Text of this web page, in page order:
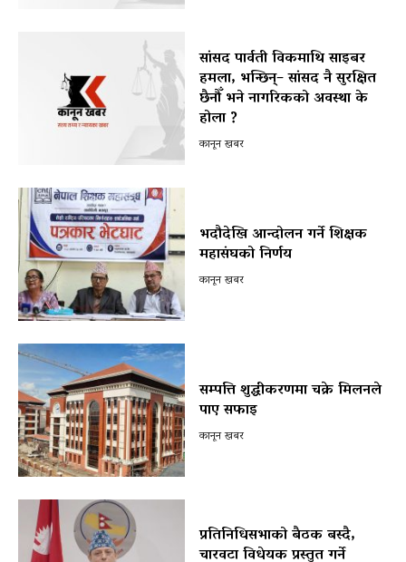
सांसद पार्वती विकमाथि साइबर
हमला, भन्छिन्– सांसद नै सुरक्षित
छैनौँ भने नागरिकको अवस्था के
होला ?
कानून खबर
भदौदेखि आन्दोलन गर्ने शिक्षक
महासंघको निर्णय
कानून खबर
सम्पत्ति शुद्धीकरणमा चक्रे मिलनले
पाए सफाइ
कानून खबर
प्रतिनिधिसभाको बैठक बस्दै,
चारवटा विधेयक प्रस्तुत गर्ने